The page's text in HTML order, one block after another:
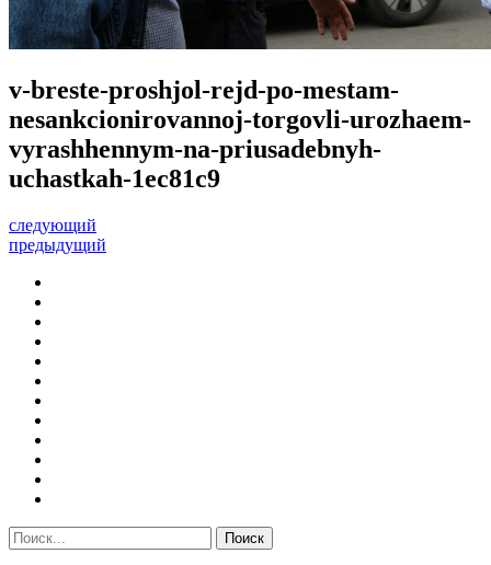
v-breste-proshjol-rejd-po-mestam-
nesankcionirovannoj-torgovli-urozhaem-
vyrashhennym-na-priusadebnyh-
uchastkah-1ec81c9
следующий
предыдущий